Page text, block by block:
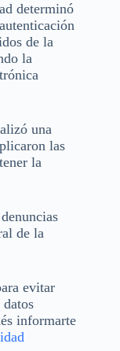
determinó
de la
la
una
las
la
de la
evitar
informarte